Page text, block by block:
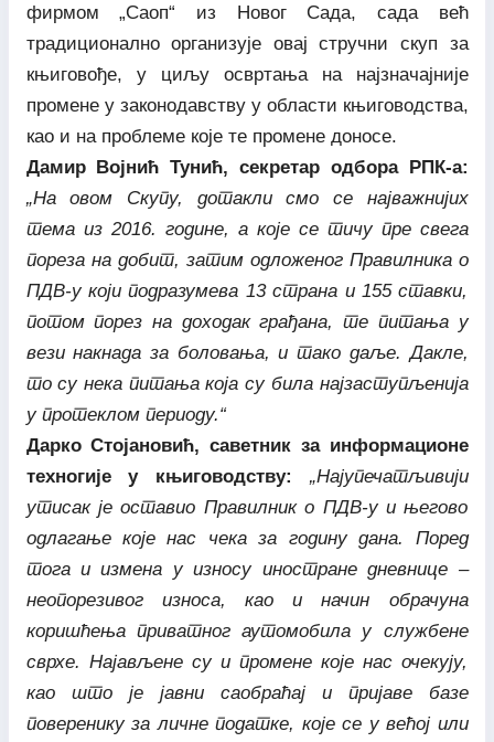
фирмом „Саоп“ из Новог Сада, сада већ
традиционално организује овај стручни скуп за
књиговође, у циљу освртања на најзначајније
промене у законодавству у области књиговодства,
као и на проблеме које те промене доносе.
Дамир Војнић Тунић, секретар одбора РПК-а:
„На овом Скупу, дотакли смо се најважнијих
тема из 2016. године, а које се тичу пре свега
пореза на добит, затим одложеног Правилника о
ПДВ-у који подразумева 13 страна и 155 ставки,
потом порез на доходак грађана, те питања у
вези накнада за боловања, и тако даље. Дакле,
то су нека питања која су била најзаступљенија
у протеклом периоду.“
Дарко Стојановић, саветник за информационе
техногије у књиговодству:
„Најупечатљивији
утисак је оставио Правилник о ПДВ-у и његово
одлагање које нас чека за годину дана. Поред
тога и измена у износу иностране дневнице –
неопорезивог износа, као и начин обрачуна
коришћења приватног аутомобила у службене
сврхе. Најављене су и промене које нас очекују,
као што је јавни саобраћај и пријаве базе
поверенику за личне податке, које се у већој или